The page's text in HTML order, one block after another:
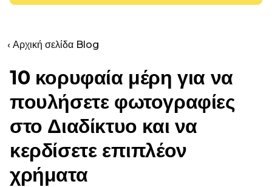
‹ Αρχική σελίδα Blog
10 κορυφαία μέρη για να
πουλήσετε φωτογραφίες
στο Διαδίκτυο και να
κερδίσετε επιπλέον
χρήματα